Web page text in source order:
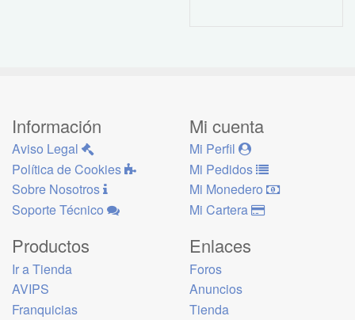
Información
Aviso Legal
Política de Cookies
Sobre Nosotros
Soporte Técnico
Mi cuenta
Mi Perfil
Mi Pedidos
Mi Monedero
Mi Cartera
Productos
Ir a Tienda
AVIPS
Franquicias
Enlaces
Foros
Anuncios
Tienda